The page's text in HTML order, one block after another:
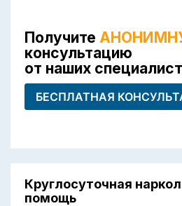
Получите
консультацию
от наших
БЕСПЛАТНАЯ
Круглосуточная
помощь